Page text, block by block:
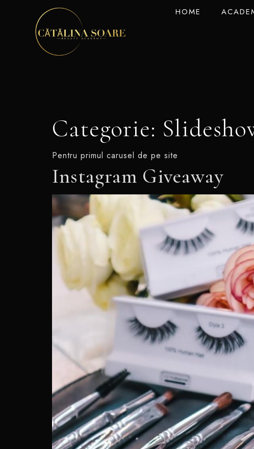
HOME
Categorie:
Pentru primul carusel de pe site
Instagram Giveaway